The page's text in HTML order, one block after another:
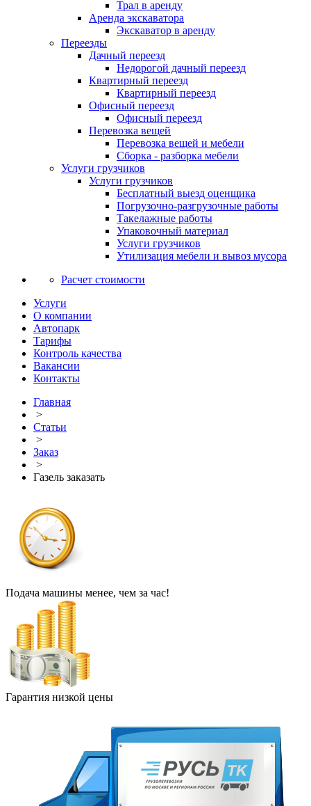
Трал в аренду
Аренда экскаватора
Экскаватор в аренду
Переезды
Дачный переезд
Недорогой дачный переезд
Квартирный переезд
Квартирный переезд
Офисный переезд
Офисный переезд
Перевозка вещей
Перевозка вещей и мебели
Сборка - разборка мебели
Услуги грузчиков
Услуги грузчиков
Бесплатный выезд оценщика
Погрузочно-разгрузочные работы
Такелажные работы
Упаковочный материал
Услуги грузчиков
Утилизация мебели и вывоз мусора
Расчет стоимости
Услуги
О компании
Автопарк
Тарифы
Контроль качества
Вакансии
Контакты
Главная
>
Статьи
>
Заказ
>
Газель заказать
Подача машины менее, чем за час!
Гарантия низкой цены